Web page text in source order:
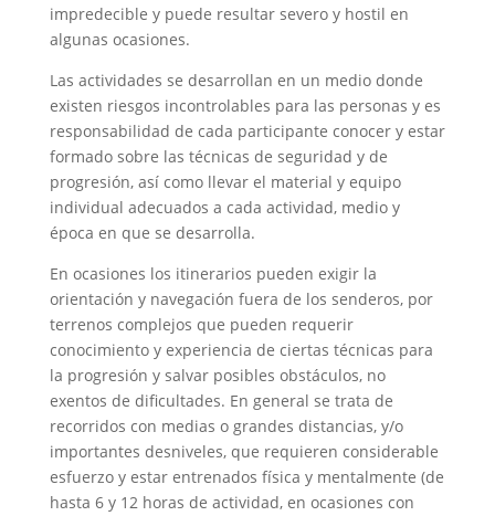
impredecible y puede resultar severo y hostil en
algunas ocasiones.
Las actividades se desarrollan en un medio donde
existen riesgos incontrolables para las personas y es
responsabilidad de cada participante conocer y estar
formado sobre las técnicas de seguridad y de
progresión, así como llevar el material y equipo
individual adecuados a cada actividad, medio y
época en que se desarrolla.
En ocasiones los itinerarios pueden exigir la
orientación y navegación fuera de los senderos, por
terrenos complejos que pueden requerir
conocimiento y experiencia de ciertas técnicas para
la progresión y salvar posibles obstáculos, no
exentos de dificultades. En general se trata de
recorridos con medias o grandes distancias, y/o
importantes desniveles, que requieren considerable
esfuerzo y estar entrenados física y mentalmente (de
hasta 6 y 12 horas de actividad, en ocasiones con